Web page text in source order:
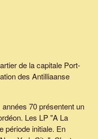
de la capitale Port-
des Antilliaanse
70 présentent un
Les LP "A La
période initiale. En